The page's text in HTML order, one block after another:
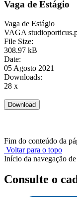
Vaga de Estágio
Vaga de Estágio
VAGA
File Size:
308.97 kB
Date:
05 Agosto 2021
Downloads:
28 x
Fim do conteúdo da
Voltar para o topo
Início da navegação
Consulte o